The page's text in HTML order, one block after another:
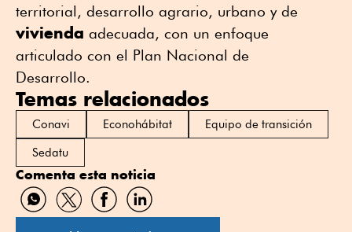
territorial, desarrollo agrario, urbano y de
vivienda adecuada, con un enfoque
articulado con el Plan Nacional de
Desarrollo.
Temas relacionados
Conavi Econohábitat
Equipo de transición
Sedatu
Comenta esta noticia
Compartir
por
Compartir
por
Compartir
por
Compartir
por